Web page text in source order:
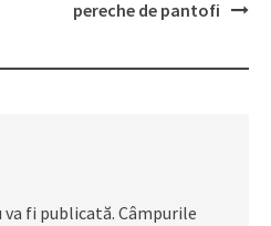
pereche de pantofi
va fi publicată. Câmpurile